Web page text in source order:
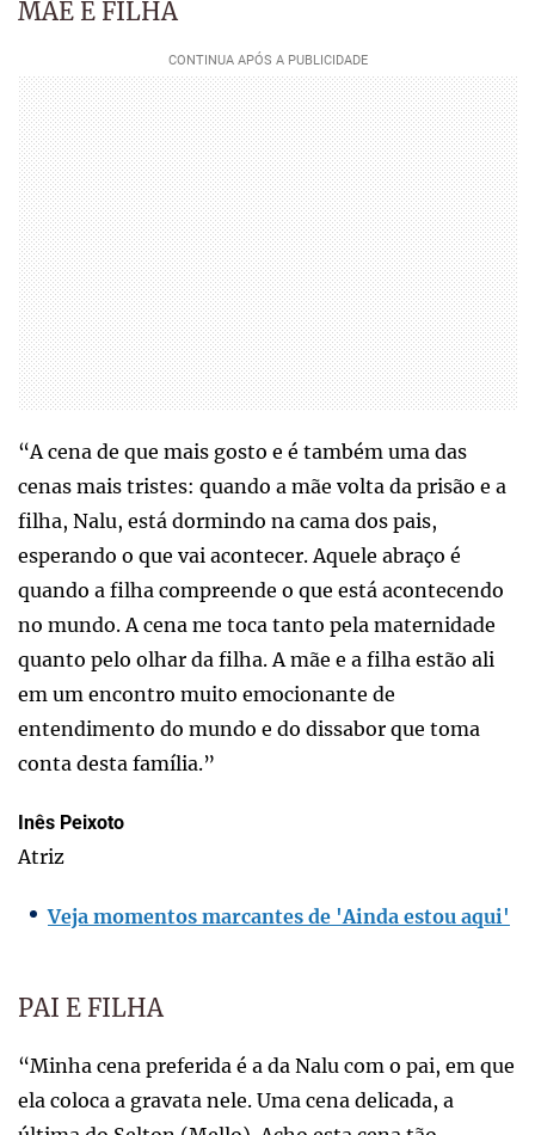
MÃE E FILHA
“A cena de que mais gosto e é também uma das
cenas mais tristes: quando a mãe volta da prisão e a
filha, Nalu, está dormindo na cama dos pais,
esperando o que vai acontecer. Aquele abraço é
quando a filha compreende o que está acontecendo
no mundo. A cena me toca tanto pela maternidade
quanto pelo olhar da filha. A mãe e a filha estão ali
em um encontro muito emocionante de
entendimento do mundo e do dissabor que toma
conta desta família.”
Inês Peixoto
Atriz
Veja momentos marcantes de 'Ainda estou aqui'
PAI E FILHA
“Minha cena preferida é a da Nalu com o pai, em que
ela coloca a gravata nele. Uma cena delicada, a